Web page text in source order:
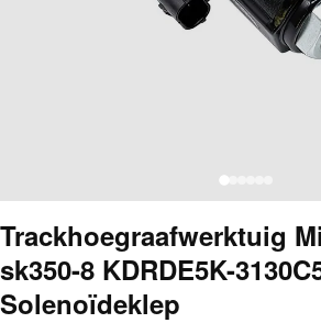
Trackhoegraafwerktuig
sk350-8 KDRDE5K-
Solenoïdeklep